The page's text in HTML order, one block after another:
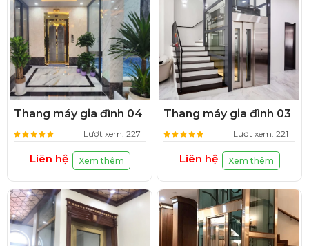
Thang máy gia đình 04
Lượt xem: 227
Liên hệ Xem thêm
Thang máy gia đình 03
Lượt xem: 221
Liên hệ Xem thêm